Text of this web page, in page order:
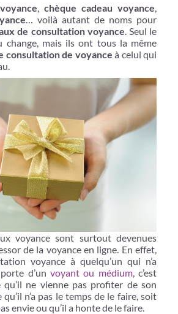
chèque cadeau voyance
… voilà autant de noms pour
de consultation voyance . Seul le
change, mais ils ont tous la même
consultation de voyance à celui qui
voyance sont surtout devenues
de la voyance en ligne. En effet,
voyance à quelqu’un qui n’a
d’un voyant ou médium, c’est
ne vienne pas profiter de son
n’a pas le temps de le faire, soit
envie ou qu’il a honte de le faire.